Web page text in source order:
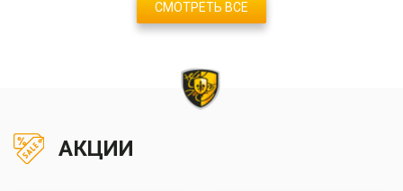
СМОТРЕТЬ ВСЕ
АКЦИИ